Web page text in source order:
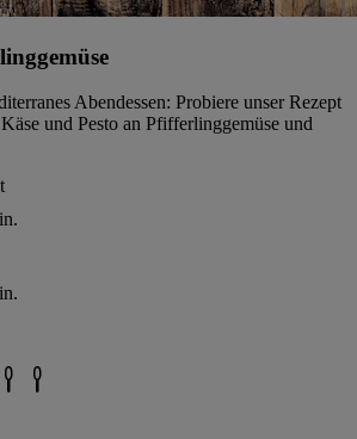
Abendessen: Probiere unser Rezept
und Pesto an Pfifferlinggemüse und